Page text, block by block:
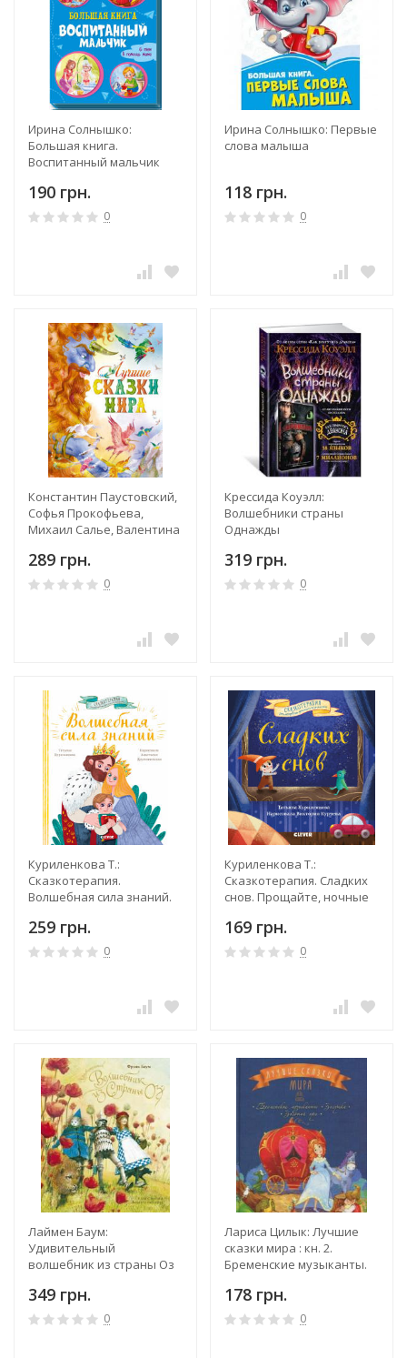
Ирина Солнышко:
Большая книга.
Воспитанный мальчик
190 грн.
0
Ирина Солнышко: Первые
слова малыша
118 грн.
0
Константин Паустовский,
Софья Прокофьева,
Михаил Салье, Валентина
Вэр: Лучшие сказки мира
289 грн.
0
Крессида Коуэлл:
Волшебники страны
Однажды
319 грн.
0
Куриленкова Т.:
Сказкотерапия.
Волшебная сила знаний.
учиться с удовольствием
259 грн.
0
Куриленкова Т.:
Сказкотерапия. Сладких
снов. Прощайте, ночные
169 грн.
0
Лаймен Баум:
Удивительный
волшебник из страны Оз
349 грн.
0
Лариса Цилык: Лучшие
сказки мира : кн. 2.
Бременские музыканты.
178 грн.
0